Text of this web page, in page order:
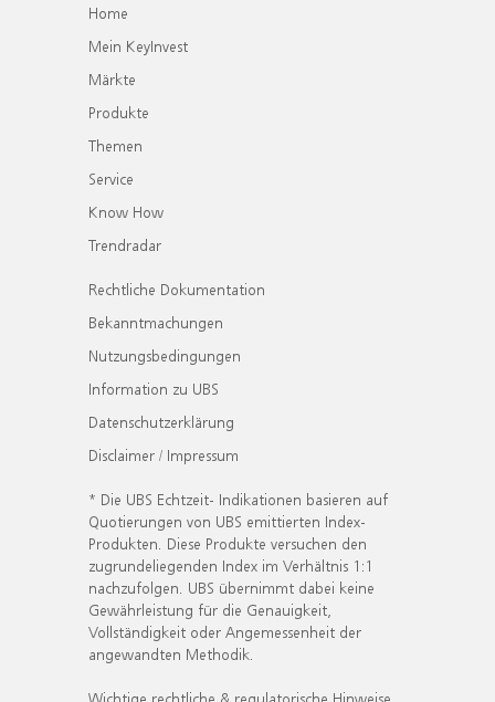
Home
Mein KeyInvest
Märkte
Produkte
Themen
Service
Know How
Trendradar
Rechtliche Dokumentation
Bekanntmachungen
Nutzungsbedingungen
Information zu UBS
Datenschutzerklärung
Disclaimer / Impressum
* Die UBS Echtzeit- Indikationen basieren auf
Quotierungen von UBS emittierten Index-
Produkten. Diese Produkte versuchen den
zugrundeliegenden Index im Verhältnis 1:1
nachzufolgen. UBS übernimmt dabei keine
Gewährleistung für die Genauigkeit,
Vollständigkeit oder Angemessenheit der
angewandten Methodik.